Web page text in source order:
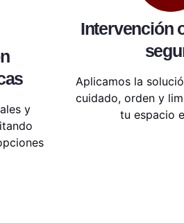
y
Intervención
Aplicamos la
cuidado, orden y
tu espacio